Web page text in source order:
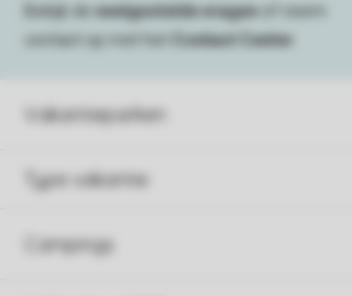
Vakantieparken
Type vakantie
Campings
Bekijk de veelgestelde vragen
of neem
contact op met het
Contact Center